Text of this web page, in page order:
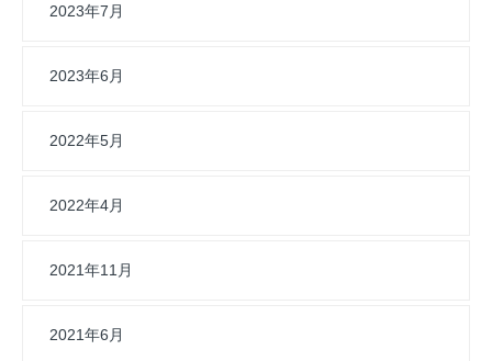
2023年7月
2023年6月
2022年5月
2022年4月
2021年11月
2021年6月